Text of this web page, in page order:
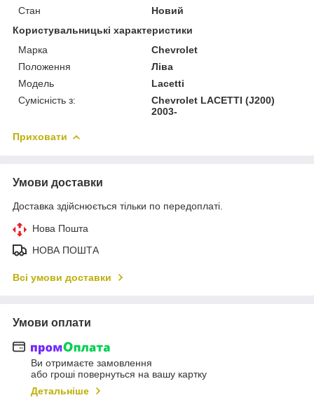
Стан
Новий
Користувальницькі характеристики
Марка
Chevrolet
Положення
Ліва
Модель
Lacetti
Сумісність з:
Chevrolet LACETTI (J200)
2003-
Приховати
Умови доставки
Доставка здійснюється тільки по передоплаті.
Нова Пошта
НОВА ПОШТА
Всі умови доставки
Умови оплати
Ви отримаєте замовлення
або гроші повернуться на вашу картку
Детальніше